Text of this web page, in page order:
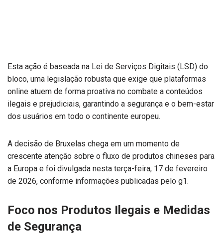
Esta ação é baseada na Lei de Serviços Digitais (LSD) do
bloco, uma legislação robusta que exige que plataformas
online atuem de forma proativa no combate a conteúdos
ilegais e prejudiciais, garantindo a segurança e o bem-estar
dos usuários em todo o continente europeu.
A decisão de Bruxelas chega em um momento de
crescente atenção sobre o fluxo de produtos chineses para
a Europa e foi divulgada nesta terça-feira, 17 de fevereiro
de 2026, conforme informações publicadas pelo g1.
Foco nos Produtos Ilegais e Medidas
de Segurança